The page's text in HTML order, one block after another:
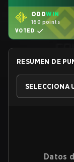
ODDWIN
160 points
VOTED
RESUMEN DE
SELECCIONA
Datos